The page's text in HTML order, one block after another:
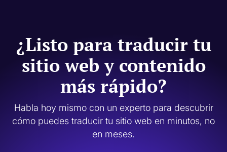
¿Listo para traducir tu
sitio web y contenido
más rápido?
Habla hoy mismo con un experto para descubrir
cómo puedes traducir tu sitio web en minutos, no
en meses.